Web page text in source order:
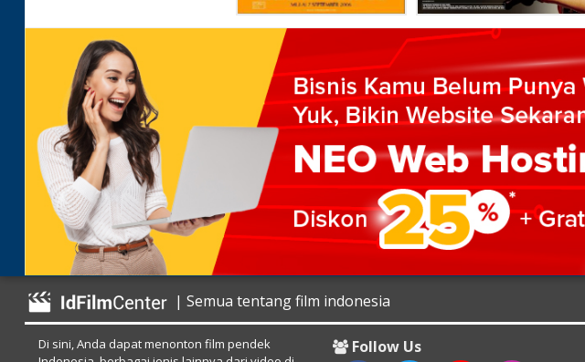
| Semua tentang film indonesia
Di sini, Anda dapat menonton film pendek
Follow Us